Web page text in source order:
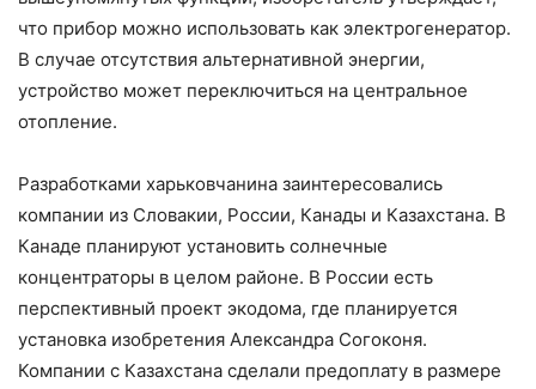
что прибор можно использовать как электрогенератор.
В случае отсутствия альтернативной энергии,
устройство может переключиться на центральное
отопление.
Разработками харьковчанина заинтересовались
компании из Словакии, России, Канады и Казахстана. В
Канаде планируют установить солнечные
концентраторы в целом районе. В России есть
перспективный проект экодома, где планируется
установка изобретения Александра Согоконя.
Компании с Казахстана сделали предоплату в размере